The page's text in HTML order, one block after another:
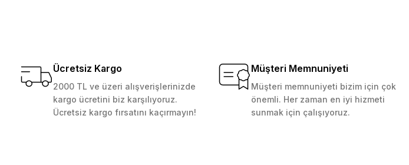
Ücretsiz Kargo
2000 TL ve üzeri alışverişlerinizde
kargo ücretini biz karşılıyoruz.
Ücretsiz kargo fırsatını kaçırmayın!
Müşteri Memnuniyeti
Müşteri memnuniyeti bizim için çok
önemli. Her zaman en iyi hizmeti
sunmak için çalışıyoruz.